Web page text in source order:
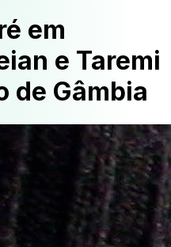
em
e Taremi
de Gâmbia